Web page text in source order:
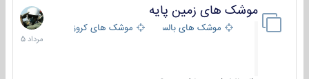
موشک های زمین پایه
موشک های بالستیک موشک های کروز
2
مرداد
1405